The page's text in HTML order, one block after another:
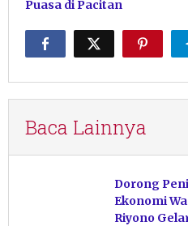
Puasa di Pacitan
Baca Lainnya
Dorong
Ekonomi
Riyono